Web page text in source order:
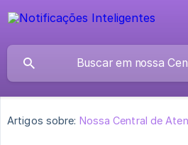
Artigos sobre: Nossa Central de